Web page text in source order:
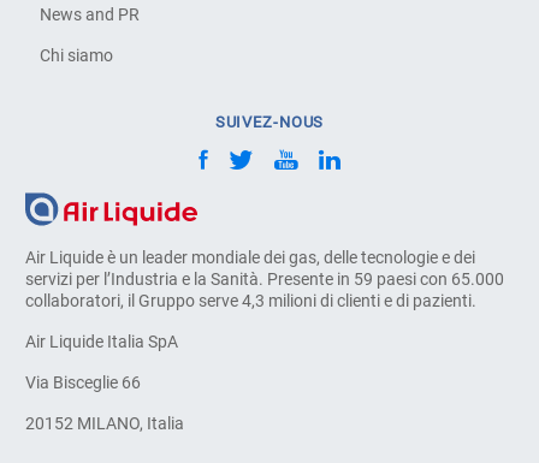
Air Liquide è un leader mondiale dei gas, delle tecnologie e dei
servizi per l’Industria e la Sanità. Presente in 59 paesi con 65.000
collaboratori, il Gruppo serve 4,3 milioni di clienti e di pazienti.
Air Liquide Italia SpA
Via Bisceglie 66
20152 MILANO, Italia
News and PR
Chi siamo
SUIVEZ-NOUS